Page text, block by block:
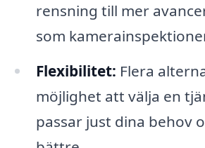
rensning till mer
som
Flexibilitet: Flera
möjlighet att välja en
passar just dina behov